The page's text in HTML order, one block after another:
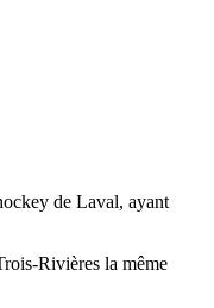
de Laval, ayant
Rivières la même